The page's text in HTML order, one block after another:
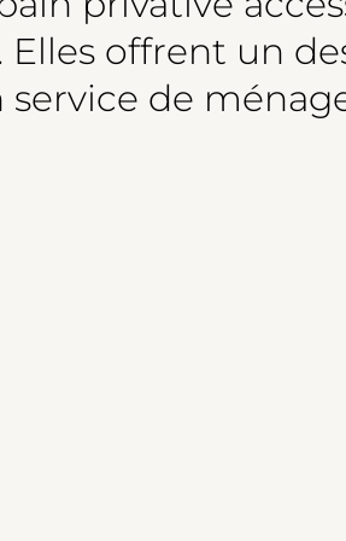
Elles offrent un
service de